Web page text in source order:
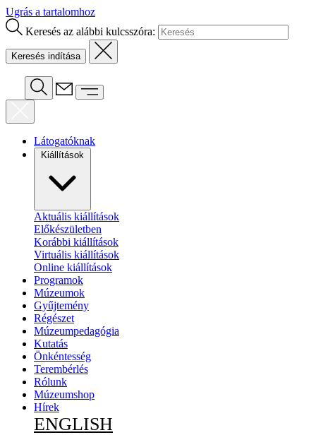
Ugrás a tartalomhoz
Keresés az alábbi kulcsszóra:
Látogatóknak
Kiállítások
Aktuális kiállítások
Előkészületben
Korábbi kiállítások
Virtuális kiállítások
Online kiállítások
Programok
Múzeumok
Gyűjtemény
Régészet
Múzeumpedagógia
Kutatás
Önkéntesség
Terembérlés
Rólunk
Múzeumshop
Hírek
ENGLISH